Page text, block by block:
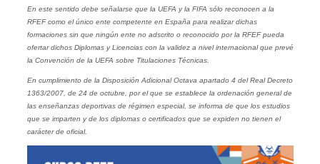
En este sentido debe señalarse que la UEFA y la FIFA sólo reconocen a la
RFEF como el único ente competente en España para realizar dichas
formaciones sin que ningún ente no adscrito o reconocido por la RFEF pueda
ofertar dichos Diplomas y Licencias con la validez a nivel internacional que prevé
la Convención de la UEFA sobre Titulaciones Técnicas.
En cumplimiento de la Disposición Adicional Octava apartado 4 del Real Decreto
1363/2007, de 24 de octubre, por el que se establece la ordenación general de
las enseñanzas deportivas de régimen especial, se informa de que los estudios
que se imparten y de los diplomas o certificados que se expiden no tienen el
carácter de oficial.